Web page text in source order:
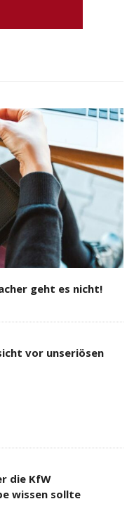
geht es nicht!
vor unseriösen
die KfW
wissen sollte